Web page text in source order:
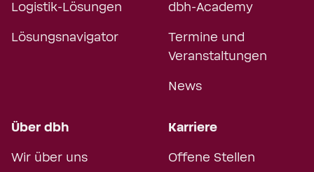
Logistik-Lösungen
Lösungsnavigator
dbh-Academy
Termine und
Veranstaltungen
News
Über dbh
Wir über uns
Karriere
Offene Stellen